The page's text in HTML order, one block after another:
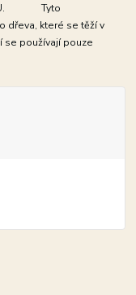
EU. Tyto
dřeva, které se těží v
se používají pouze